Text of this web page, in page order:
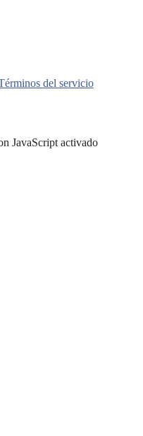
del servicio
JavaScript activado